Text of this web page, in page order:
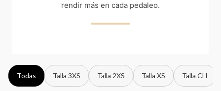
rendir más en cada pedaleo.
Todas Talla 3XS Talla 2XS Talla XS Talla CH